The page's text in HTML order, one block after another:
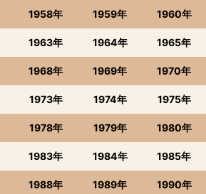
1958年 1959年 1960年
1963年 1964年 1965年
1968年 1969年 1970年
1973年 1974年 1975年
1978年 1979年 1980年
1983年 1984年 1985年
1988年 1989年 1990年